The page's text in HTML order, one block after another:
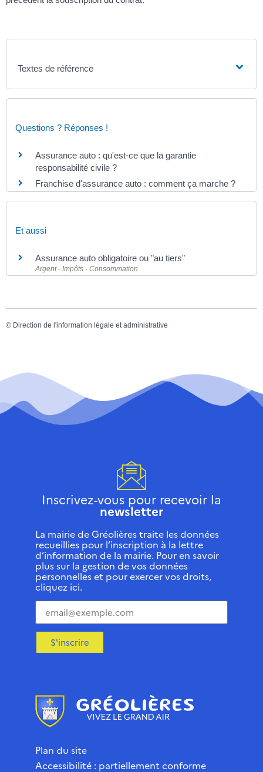
Textes de référence
Questions ? Réponses !
Assurance auto : qu'est-ce que la garantie
responsabilité civile ?
Franchise d'assurance auto : comment ça marche ?
Et aussi
Assurance auto obligatoire ou "au tiers"
Argent - Impôts - Consommation
© Direction de l'information légale et administrative
Inscrivez-vous pour recevoir la
newsletter
La mairie de Gréolières traite les données
recueillies pour l’inscription à la lettre
d’information de la mairie. Pour en savoir
plus sur la gestion de vos données
personnelles et pour exercer vos droits,
cliquez ici.
S'inscrire
Plan du site
Accessibilité : partiellement conforme